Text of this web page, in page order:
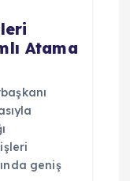
Atama
geniş